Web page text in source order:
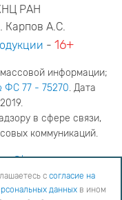
РАН
Карпов А.С.
- 16+
информации;
77 - 75270. Дата
в сфере связи,
коммуникаций.
79-516с согласие на
данных в ином